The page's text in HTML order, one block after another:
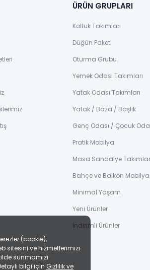
ÜRÜN GRUPLARI
Koltuk Takımları
Düğün Paketi
Oturma Grubu
Yemek Odası Takımları
Yatak Odası Takımları
Yatak / Baza / Başlık
Genç Odası / Çocuk
Pratik Mobilya
Masa Sandalye
Bahçe ve Balkon
Minimal Yaşam
Yeni Ürünler
İndirimli Ürünler
(cookie),
sitesini ve hizmetlerimizi
sunmamızı
bilgi için Gizlilik ve